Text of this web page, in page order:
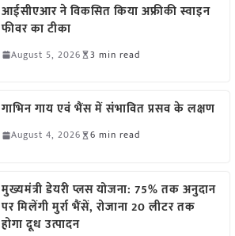
आईसीएआर ने विकसित किया अफ्रीकी स्वाइन
फीवर का टीका
August 5, 2026 3 min read
गाभिन गाय एवं भैंस में संभावित प्रसव के लक्षण
August 4, 2026 6 min read
मुख्यमंत्री डेयरी प्लस योजना: 75% तक अनुदान
पर मिलेंगी मुर्रा भैंसें, रोजाना 20 लीटर तक
होगा दूध उत्पादन